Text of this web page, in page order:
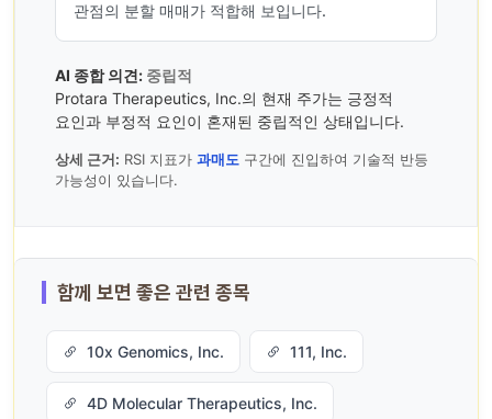
관점의 분할 매매가 적합해 보입니다.
AI 종합 의견: 중립적
Protara Therapeutics, Inc.의 현재 주가는 긍정적
요인과 부정적 요인이 혼재된 중립적인 상태입니다.
상세 근거: RSI 지표가 과매도 구간에 진입하여 기술적 반등
가능성이 있습니다.
함께 보면 좋은 관련 종목
10x Genomics, Inc. 111, Inc.
4D Molecular Therapeutics, Inc.